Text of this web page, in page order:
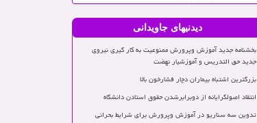
دیدنیهای جاویدانی
بخشنامه جدید آموزش وپرورش ممنوعیت به کار گیری نیروی
جدید حق التدریس و آموزشیار نهضت
بزرگترین اشتباه بیماران دچار فشارخون بالا
انتقاد اصولگرایانه از دوبرابرشدن حقوق استادن دانشگاه
تدوین سه سناریو در آموزش وپرورش برای شرایط بحرانی